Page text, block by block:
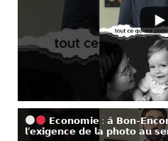
𝗘𝗰𝗼𝗻𝗼𝗺𝗶𝗲 : 𝗮̀ 𝗕𝗼𝗻-
𝗹’𝗲𝘅𝗶𝗴𝗲𝗻𝗰𝗲 𝗱𝗲 𝗹𝗮 𝗽𝗵𝗼𝘁𝗼 𝗮𝘂